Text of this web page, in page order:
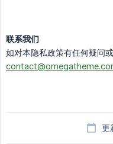
联系我们
如对本隐私政策有任何疑问
更